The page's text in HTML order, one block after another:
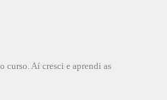
curso. Aí cresci e aprendi as